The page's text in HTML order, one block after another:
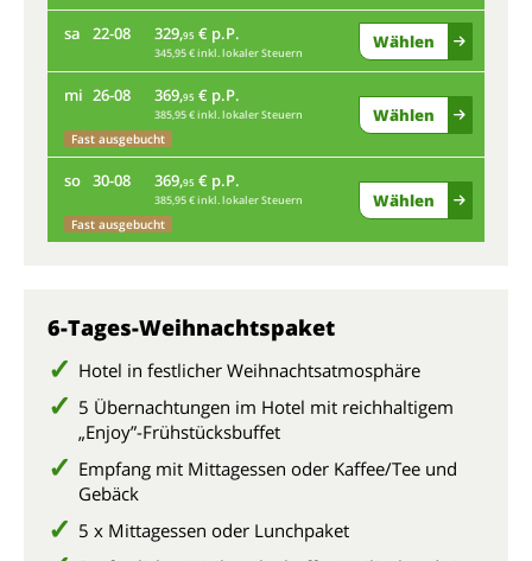
sa 22-08 329,95 € p.P.
345,95 € inkl. lokaler Steuern
Wählen
mi 26-08 369,95 € p.P.
385,95 € inkl. lokaler Steuern
Fast ausgebucht
Wählen
so 30-08 369,95 € p.P.
385,95 € inkl. lokaler Steuern
Fast ausgebucht
Wählen
6-Tages-Weihnachtspaket
Hotel in festlicher Weihnachtsatmosphäre
5 Übernachtungen im Hotel mit reichhaltigem
„Enjoy”-Frühstücksbuffet
Empfang mit Mittagessen oder Kaffee/Tee und
Gebäck
5 x Mittagessen oder Lunchpaket